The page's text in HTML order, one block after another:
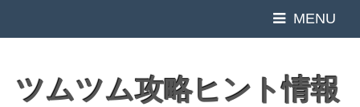
MENU
ツムツム攻略ヒント情報